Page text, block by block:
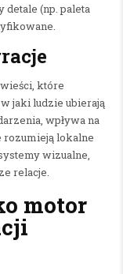
detale (np. paleta
które
jaki ludzie ubierają
wpływa na
lokalne
wizualne,
relacje.
motor